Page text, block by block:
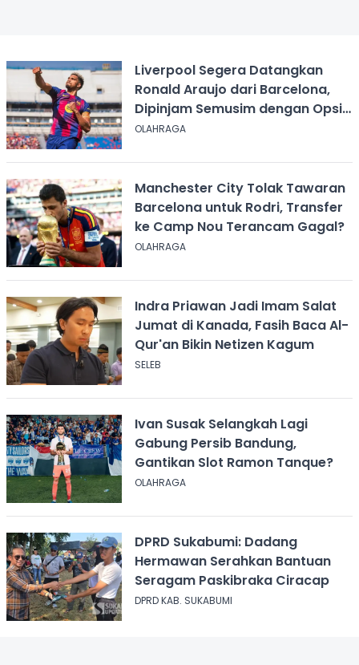
Liverpool Segera Datangkan
Ronald Araujo dari Barcelona,
Dipinjam Semusim dengan Opsi
Permanen?
OLAHRAGA
Manchester City Tolak Tawaran
Barcelona untuk Rodri, Transfer
ke Camp Nou Terancam Gagal?
OLAHRAGA
Indra Priawan Jadi Imam Salat
Jumat di Kanada, Fasih Baca Al-
Qur'an Bikin Netizen Kagum
SELEB
Ivan Susak Selangkah Lagi
Gabung Persib Bandung,
Gantikan Slot Ramon Tanque?
OLAHRAGA
DPRD Sukabumi: Dadang
Hermawan Serahkan Bantuan
Seragam Paskibraka Ciracap
DPRD KAB. SUKABUMI